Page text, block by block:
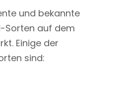
und bekannte
Sorten auf dem
Einige der
sind: